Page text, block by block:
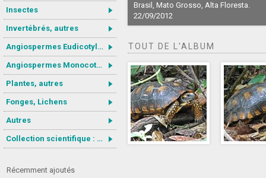
Insectes
Invertébrés, autres
Angiospermes Eudicotylédones
Angiospermes Monocotylédones
Plantes, autres
Fonges, Lichens
Autres
Collection scientifique : Gastrotricha
Récemment ajoutés
Brasil, Mato Grosso, Alta Floresta.
22/09/2012
TOUT DE L'ALBUM